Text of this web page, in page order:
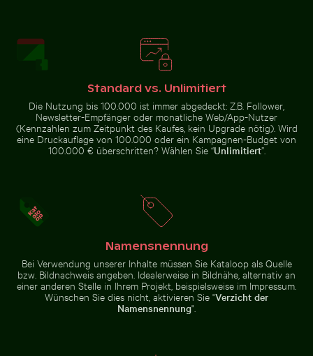
Verbranntes Streichholz mit
Budget-Text
Café-Tisch im Freien mit rosa
Tulpen
Verkohlte Baumäste vor einer felsigen Landschaft
Landschaft
Dreifarbige Katze streckt sich unter
Verkehr am Ratchaprasong-
Kreuzung in Bangkok
Hand hält Spiegel mit Spiegelung
von rosa Blumen
Steinhaufen im Zen-Stil in natürlicher Umgebung mit
Leuchtend Rote Tropische Pflanze mit
Stapel von verschiedenen
Standard vs. Unlimitiert
Die Nutzung bis 100.000 ist immer abgedeckt: Z.B. Follower,
Newsletter-Empfänger oder monatliche Web/App-Nutzer
(Kennzahlen zum Zeitpunkt des Kaufes, kein Upgrade nötig). Wird
eine Druckauflage von 100.000 oder ein Kampagnen-Budget von
100.000 € überschritten? Wählen Sie “Unlimitiert”.
Namensnennung
Bei Verwendung unserer Inhalte müssen Sie Kataloop als Quelle
bzw. Bildnachweis angeben. Idealerweise in Bildnähe, alternativ an
einer anderen Stelle in Ihrem Projekt, beispielsweise im Impressum.
Wünschen Sie dies nicht, aktivieren Sie "Verzicht der
Namensnennung".